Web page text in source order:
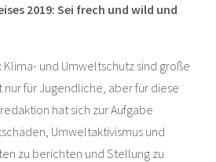
2019: Sei frech und wild und
Klima- und Umweltschutz sind große
für Jugendliche, aber für diese
hat sich zur Aufgabe
Umweltaktivismus und
zu berichten und Stellung zu